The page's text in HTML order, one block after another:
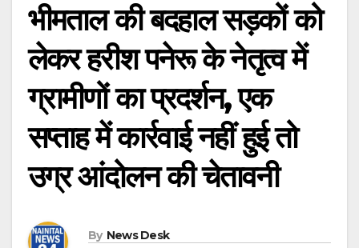
भीमताल की बदहाल सड़कों को
लेकर हरीश पनेरू के नेतृत्व में
ग्रामीणों का प्रदर्शन, एक
सप्ताह में कार्रवाई नहीं हुई तो
उग्र आंदोलन की चेतावनी
By News Desk